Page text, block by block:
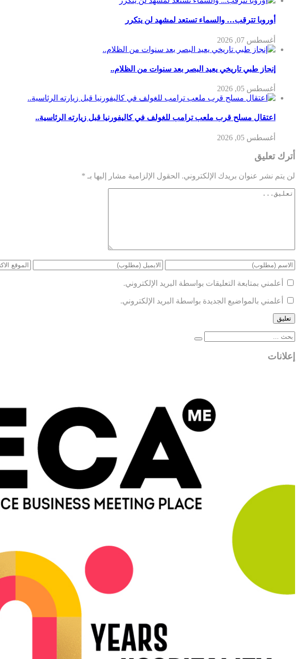
أوروبا تترقب… والسماء تستعد لمشهد لن يتكرر
أغسطس 07, 2026
إنجاز طبي تاريخي يعيد البصر بعد سنوات من الظلام..
أغسطس 05, 2026
اعتقال مسلح قرب ملعب ترامب للغولف في كاليفورنيا قبل زيارته الرئاسية..
أغسطس 05, 2026
أترك تعليق
لن يتم نشر عنوان بريدك الإلكتروني. الحقول الإلزامية مشار إليها بـ *
أعلمني بمتابعة التعليقات بواسطة البريد الإلكتروني.
أعلمني بالمواضيع الجديدة بواسطة البريد الإلكتروني.
إعلانات